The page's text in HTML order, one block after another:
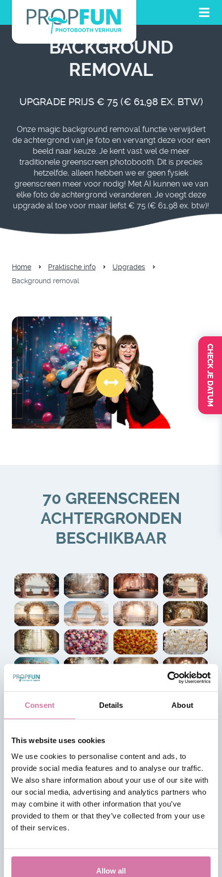
Consent Details About
This website uses cookies
We use cookies to personalise content and ads, to
provide social media features and to analyse our traffic.
We also share information about your use of our site with
our social media, advertising and analytics partners who
may combine it with other information that you’ve
provided to them or that they’ve collected from your use
of their services.
Allow all
BACKGROUND
REMOVAL
UPGRADE PRIJS € 75 (€ 61,98 EX. BTW)
Onze magic background removal functie verwijdert
de achtergrond van je foto en vervangt deze voor een
beeld naar keuze. Je kent vast wel de meer
traditionele greenscreen photobooth. Dit is precies
hetzelfde, alleen hebben we er geen fysiek
greenscreen meer voor nodig! Met AI kunnen we van
elke foto de achtergrond veranderen. Je voegt deze
upgrade al toe voor maar liefst € 75 (€ 61,98 ex. btw)!
Home Praktische info
Upgrades
Background removal
70 GREENSCREEN
ACHTERGRONDEN
BESCHIKBAAR
CHECK JE DATUM